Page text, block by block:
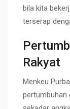
bila kita
terserap
Rakyat
Menkeu
pertumbuhan